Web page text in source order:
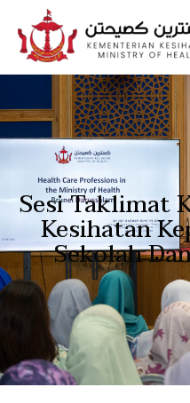
Sesi Taklimat
Kesihatan
Sekolah